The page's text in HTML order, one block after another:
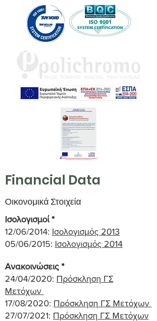
Financial Data
Οικονομικά Στοιχεία
Ισολογισμοί *
12/06/2014: Ισολογισμός 2013
05/06/2015: Ισολογισμός 2014
Ανακοινώσεις *
24/04/2020: Πρόσκληση ΓΣ
Μετόχων
17/08/2020: Πρόσκληση ΓΣ Μετόχων
27/07/2021: Πρόσκληση ΓΣ Μετόχων